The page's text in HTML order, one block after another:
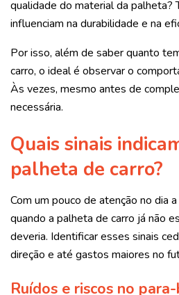
qualidade do material da palheta?
influenciam na durabilidade e na
Por isso, além de saber quanto
carro, o ideal é observar o
Às vezes, mesmo antes de
necessária.
Quais sinais
palheta de carro?
Com um pouco de atenção no dia
quando a palheta de carro já não
deveria. Identificar esses sinais
direção e até gastos maiores no
Ruídos e riscos no